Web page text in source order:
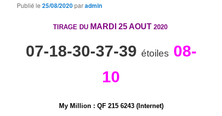
Publié le25/08/2020paradmin
TIRAGE DU MARDI 25 AOUT 2020
07-18-30-37-39 étoiles 08-
10
My Million: QF 215 6243 (Internet)